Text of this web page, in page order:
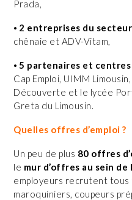
Prada,
⦁ 2 entreprises du
chênaie et ADV-Vitam,
⦁ 5 partenaires et
Cap Emploi, UIMM
Découverte et le lycée
Greta du Limousin.
Quelles offres d’emploi ?
Un peu de plus 80 offres
le mur d’offres au sein de
employeurs recrutent tous
maroquiniers, coupeurs